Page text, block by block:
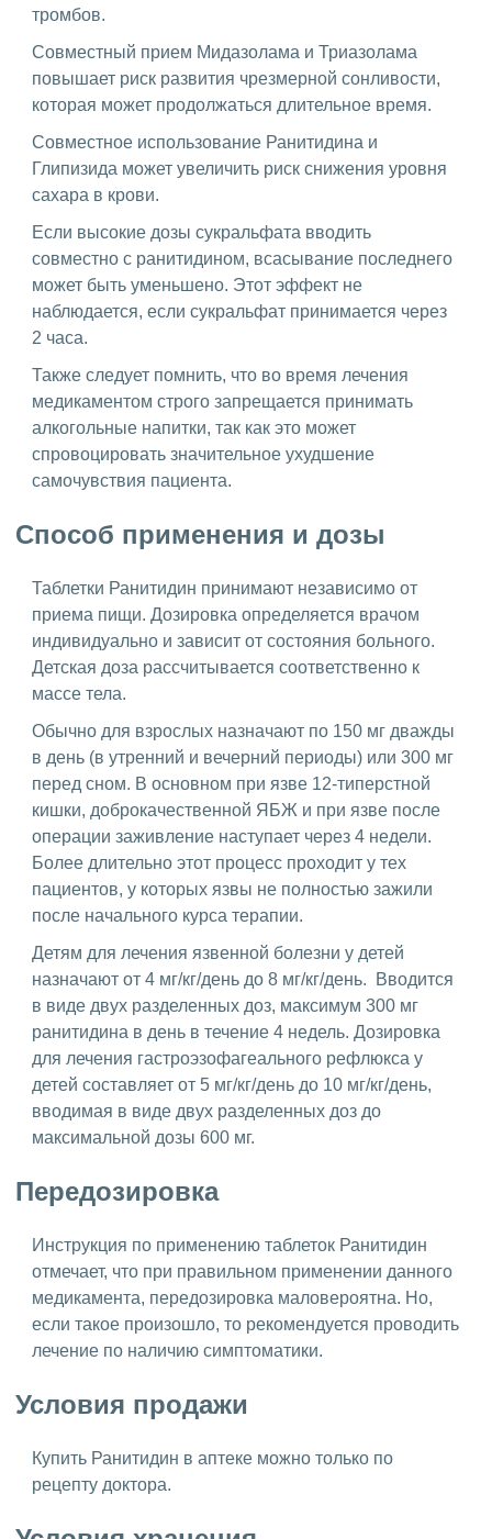
тромбов.
Совместный прием Мидазолама и Триазолама
повышает риск развития чрезмерной сонливости,
которая может продолжаться длительное время.
Совместное использование Ранитидина и
Глипизида может увеличить риск снижения уровня
сахара в крови.
Если высокие дозы сукральфата вводить
совместно с ранитидином, всасывание последнего
может быть уменьшено. Этот эффект не
наблюдается, если сукральфат принимается через
2 часа.
Также следует помнить, что во время лечения
медикаментом строго запрещается принимать
алкогольные напитки, так как это может
спровоцировать значительное ухудшение
самочувствия пациента.
Способ применения и дозы
Таблетки Ранитидин принимают независимо от
приема пищи. Дозировка определяется врачом
индивидуально и зависит от состояния больного.
Детская доза рассчитывается соответственно к
массе тела.
Обычно для взрослых назначают по 150 мг дважды
в день (в утренний и вечерний периоды) или 300 мг
перед сном. В основном при язве 12-типерстной
кишки, доброкачественной ЯБЖ и при язве после
операции заживление наступает через 4 недели.
Более длительно этот процесс проходит у тех
пациентов, у которых язвы не полностью зажили
после начального курса терапии.
Детям для лечения язвенной болезни у детей
назначают от 4 мг/кг/день до 8 мг/кг/день. Вводится
в виде двух разделенных доз, максимум 300 мг
ранитидина в день в течение 4 недель. Дозировка
для лечения гастроэзофагеального рефлюкса у
детей составляет от 5 мг/кг/день до 10 мг/кг/день,
вводимая в виде двух разделенных доз до
максимальной дозы 600 мг.
Передозировка
Инструкция по применению таблеток Ранитидин
отмечает, что при правильном применении данного
медикамента, передозировка маловероятна. Но,
если такое произошло, то рекомендуется проводить
лечение по наличию симптоматики.
Условия продажи
Купить Ранитидин в аптеке можно только по
рецепту доктора.